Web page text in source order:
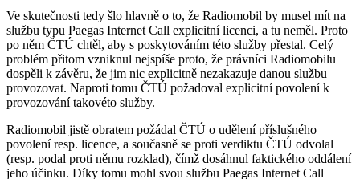
Ve skutečnosti tedy šlo hlavně o to, že Radiomobil by musel mít na
službu typu Paegas Internet Call explicitní licenci, a tu neměl. Proto
po něm ČTÚ chtěl, aby s poskytováním této služby přestal. Celý
problém přitom vzniknul nejspíše proto, že právníci Radiomobilu
dospěli k závěru, že jim nic explicitně nezakazuje danou službu
provozovat. Naproti tomu ČTÚ požadoval explicitní povolení k
provozování takovéto služby.
Radiomobil jistě obratem požádal ČTÚ o udělení příslušného
povolení resp. licence, a současně se proti verdiktu ČTÚ odvolal
(resp. podal proti němu rozklad), čímž dosáhnul faktického oddálení
jeho účinku. Díky tomu mohl svou službu Paegas Internet Call